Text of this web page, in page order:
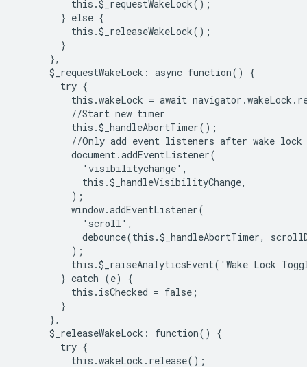
          this.$_requestWakeLock();
        } else {
          this.$_releaseWakeLock();
        }
      },
      $_requestWakeLock: async function() {
        try {
this.wakeLock = await
          //Start new timer
          this.$_handleAbortTimer();
//Only add event listeners after wake
          document.addEventListener(
            'visibilitychange',
            this.$_handleVisibilityChange,
          );
          window.addEventListener(
            'scroll',
debounce(this.$_handleAbortTimer,
          );
this.$_raiseAnalyticsEvent('Wake Lock
        } catch (e) {
          this.isChecked = false;
        }
      },
      $_releaseWakeLock: function() {
        try {
          this.wakeLock.release();